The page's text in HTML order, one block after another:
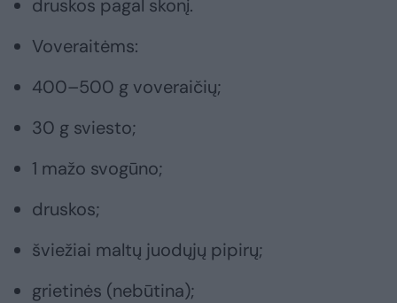
druskos pagal skonį.
Voveraitėms:
400–500 g voveraičių;
30 g sviesto;
1 mažo svogūno;
druskos;
šviežiai maltų juodųjų pipirų;
grietinės (nebūtina);